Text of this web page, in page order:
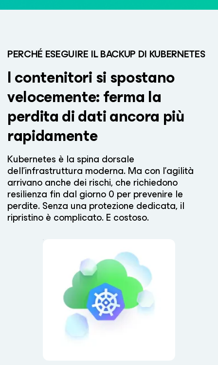
PERCHÉ ESEGUIRE IL BACKUP DI KUBERNETES
I contenitori si spostano
velocemente: fermala
perdita di dati ancora più
rapidamente
Kubernetes è la spina dorsale
dell'infrastruttura moderna. Ma con l'agilità
arrivano anche dei rischi, che richiedono
resilienza fin dal giorno 0 per prevenire le
perdite. Senza una protezione dedicata, il
ripristino è complicato. E costoso.